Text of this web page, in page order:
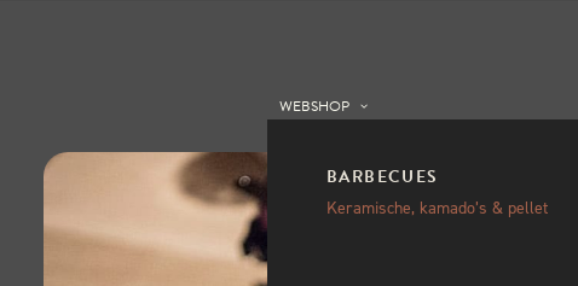
WEBSHOP
BARBECUES
Keramische, kamado’s & pellet